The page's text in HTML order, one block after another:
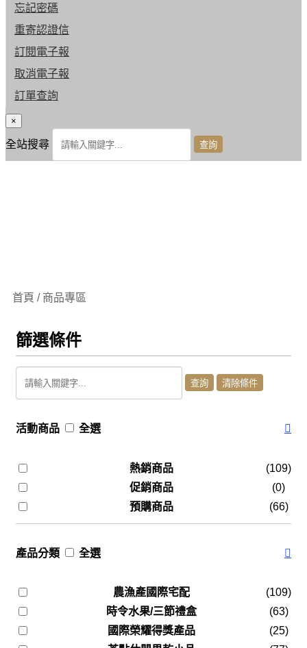
忘記密碼
重寄認證信
訂閱電子報
取消電子報
訂單查詢
×
全站搜尋
首頁 / 商品專區
篩選條件
活動商品 全選
熱銷商品
(109)
促銷商品
(0)
預購商品
(66)
產品分類 全選
農漁產國際宅配
(109)
時令水果/三節禮盒
(63)
國際榮耀得獎產品
(25)